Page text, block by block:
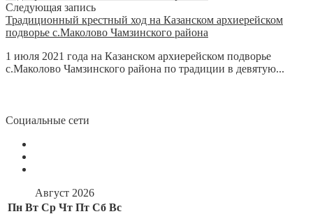
Следующая запись
Традиционный крестный ход на Казанском архиерейском
подворье с.Маколово Чамзинского района
1 июля 2021 года на Казанском архиерейском подворье
с.Маколово Чамзинского района по традиции в девятую...
Социальные сети
Август 2026
Пн Вт Ср Чт Пт Сб Вс